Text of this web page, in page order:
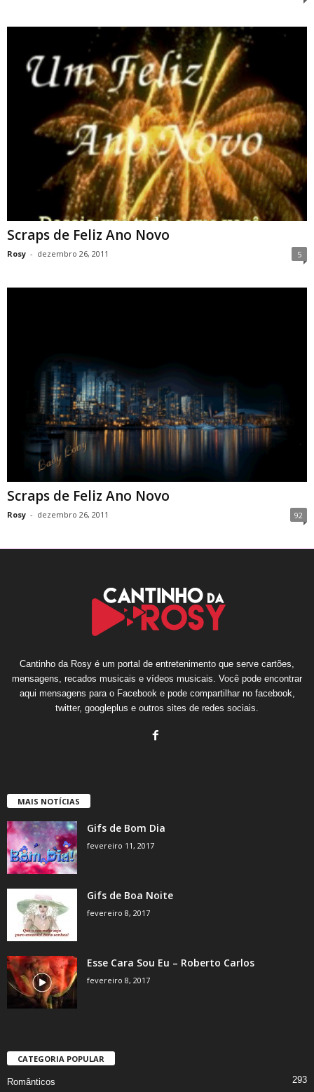
Scraps de Feliz Ano Novo
Rosy - dezembro 26, 2011 5
Scraps de Feliz Ano Novo
Rosy - dezembro 26, 2011 92
Cantinho da Rosy é um portal de entretenimento que serve cartões,
mensagens, recados musicais e vídeos musicais. Você pode encontrar
aqui mensagens para o Facebook e pode compartilhar no facebook,
twitter, googleplus e outros sites de redes sociais.
MAIS NOTÍCIAS
Gifs de Bom Dia
fevereiro 11, 2017
Gifs de Boa Noite
fevereiro 8, 2017
Esse Cara Sou Eu – Roberto Carlos
fevereiro 8, 2017
CATEGORIA POPULAR
Românticos 293